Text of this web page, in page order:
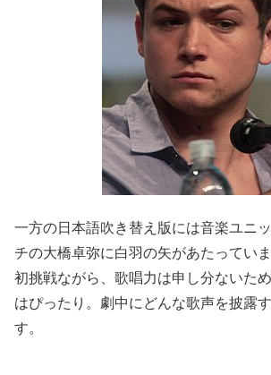
一方の日本語吹き替え版には音楽ユニ
チの大橋卓弥に白羽の矢があたってい
初挑戦ながら、歌唱力は申し分ないた
はぴったり。劇中にどんな歌声を披露
す。